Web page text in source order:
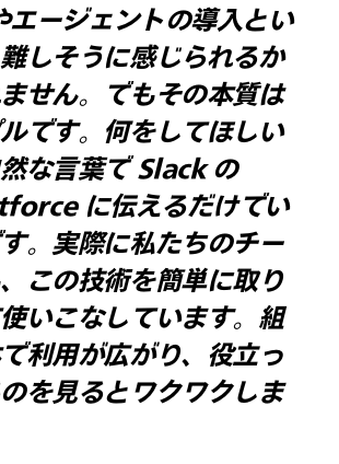
エージェントの導入とい
しそうに感じられるか
せん。でもその本質は
です。何をしてほしい
な言葉で Slack の
に伝えるだけでい
。実際に私たちのチー
この技術を簡単に取り
いこなしています。組
利用が広がり、役立っ
を見るとワクワクしま